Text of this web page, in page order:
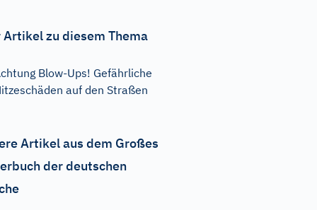
Artikel zu diesem Thema
Blow-Ups! Gefährliche
auf den Straßen
Artikel aus dem Großes
der deutschen